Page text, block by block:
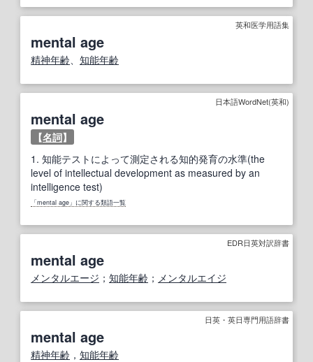
英和医学用語集
mental age
精神年齢 知能年齢
日本語WordNet(英和)
mental age
【名詞】
1. 知能テストによって測定される知的発育の水準(the
level of intellectual development as measured by an
intelligence test)
「mental age」に関する類語一覧
EDR日英対訳辞書
mental age
メンタルエージ ； 知能年齢 ； メンタルエイジ
日英・英日専門用語辞書
mental age
精神年齢 ， 知能年齢